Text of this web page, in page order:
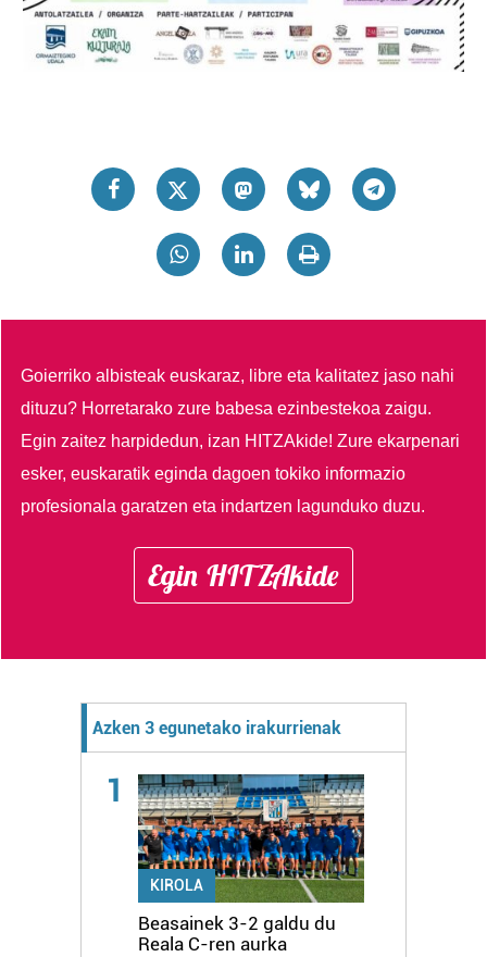
Goierriko albisteak euskaraz, libre eta kalitatez jaso nahi
dituzu? Horretarako zure babesa ezinbestekoa zaigu.
Egin zaitez harpidedun, izan HITZAkide!Zure ekarpenari
esker, euskaratik eginda dagoen tokiko informazio
profesionala garatzen eta indartzen lagunduko duzu.
Egin HITZAkide
Azken 3 egunetako irakurrienak
1
KIROLA
Beasainek 3-2 galdu du
Reala C-ren aurka